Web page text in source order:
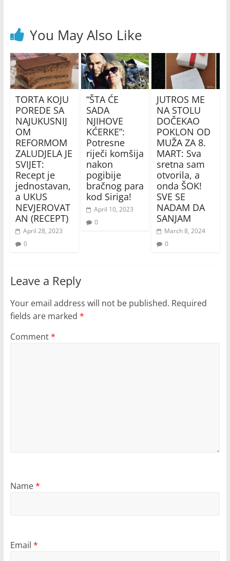
You May Also Like
TORTA KOJU
POREDE SA
NAJUKUSNIJ
OM
REFORMOM
ZALUDJELA JE
SVIJET:
Recept je
jednostavan,
a UKUS
NEVJEROVAT
AN (RECEPT)
April 28, 2023
0
“ŠTA ĆE
SADA
NJIHOVE
KĆERKE”:
Potresne
riječi komšija
nakon
pogibije
bračnog para
kod Siriga!
April 10, 2023
0
JUTROS ME
NA STOLU
DOČEKAO
POKLON OD
MUŽA ZA 8.
MART: Sva
sretna sam
otvorila, a
onda ŠOK!
SVE SE
NADAM DA
SANJAM
March 8, 2024
0
Leave a Reply
Your email address will not be published. Required
fields are marked *
Comment*
Name*
Email *